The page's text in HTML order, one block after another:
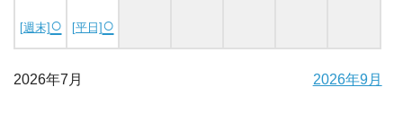
[週末] ○ [平日] ○
2026年7月 2026年9月